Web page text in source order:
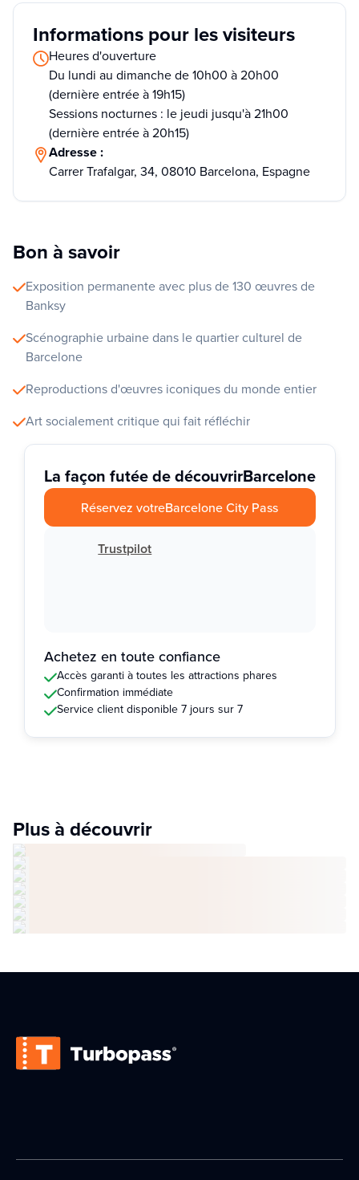
Informations pour les visiteurs
Heures d'ouverture
Du lundi au dimanche de 10h00 à 20h00
(dernière entrée à 19h15)
Sessions nocturnes : le jeudi jusqu'à 21h00
(dernière entrée à 20h15)
Adresse :
Carrer Trafalgar, 34, 08010 Barcelona, Espagne
Bon à savoir
Exposition permanente avec plus de 130 œuvres de
Banksy
Scénographie urbaine dans le quartier culturel de
Barcelone
Reproductions d'œuvres iconiques du monde entier
Art socialement critique qui fait réfléchir
La façon futée de découvrirBarcelone
Réservez votreBarcelone City Pass
Trustpilot
Achetez en toute confiance
Accès garanti à toutes les attractions phares
Confirmation immédiate
Service client disponible 7 jours sur 7
Plus à découvrir